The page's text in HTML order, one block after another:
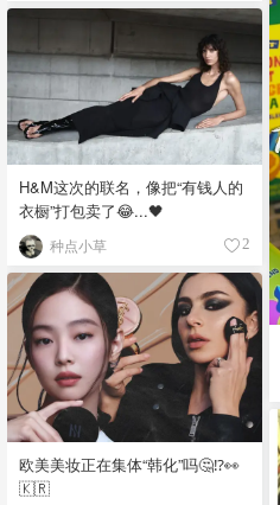
H&M这次的联名，像把“有钱人的
衣橱”打包卖了😂...🖤
种点小草 2
欧美美妆正在集体“韩化”吗🤔⁉️👀
🇰🇷